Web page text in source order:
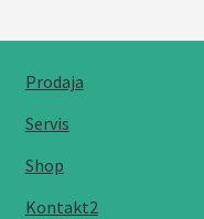
Prodaja
Servis
Shop
Kontakt2